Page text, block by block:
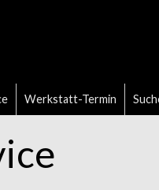
Werkstatt-Termin